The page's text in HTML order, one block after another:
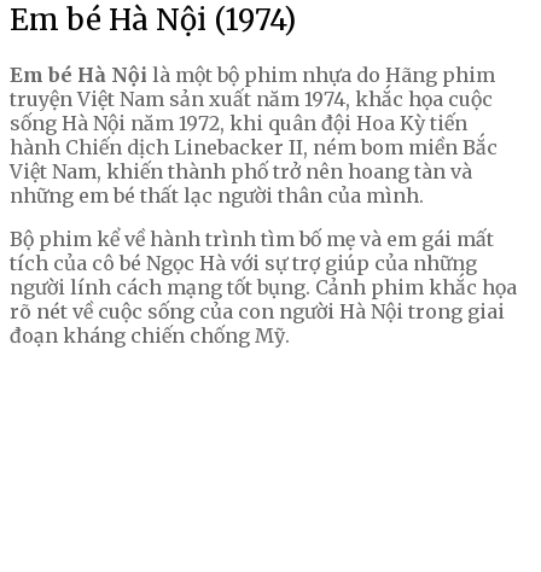
Em bé Hà Nội (1974)
Em bé Hà Nội là một bộ phim nhựa do Hãng phim
truyện Việt Nam sản xuất năm 1974, khắc họa cuộc
sống Hà Nội năm 1972, khi quân đội Hoa Kỳ tiến
hành Chiến dịch Linebacker II, ném bom miền Bắc
Việt Nam, khiến thành phố trở nên hoang tàn và
những em bé thất lạc người thân của mình.
Bộ phim kể về hành trình tìm bố mẹ và em gái mất
tích của cô bé Ngọc Hà với sự trợ giúp của những
người lính cách mạng tốt bụng. Cảnh phim khắc họa
rõ nét về cuộc sống của con người Hà Nội trong giai
đoạn kháng chiến chống Mỹ.